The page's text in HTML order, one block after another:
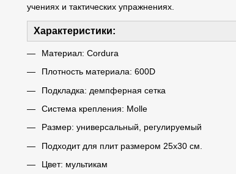
учениях и тактических упражнениях.
Характеристики:
Материал: Cordura
Плотность материала: 600D
Подкладка: демпферная сетка
Система крепления: Molle
Размер: универсальный, регулируемый
Подходит для плит размером 25х30 см.
Цвет: мультикам